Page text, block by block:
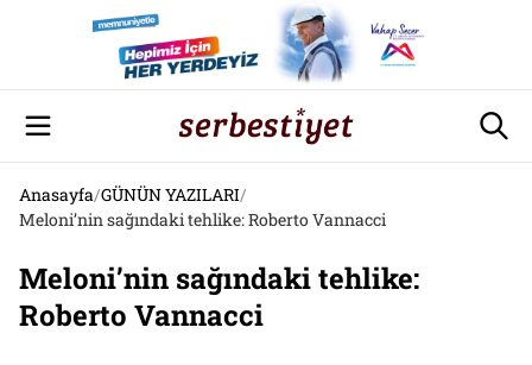
Anasayfa/GÜNÜN YAZILARI/
Meloni’nin sağındaki tehlike: Roberto Vannacci
Meloni’nin sağındaki tehlike:
Roberto Vannacci